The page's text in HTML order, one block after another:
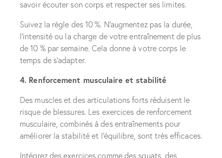
savoir écouter son corps et respecter ses limites.
Suivez la règle des 10 %. N’augmentez pas la durée,
l’intensité ou la charge de votre entraînement de plus
de 10 % par semaine. Cela donne à votre corps le
temps de s’adapter.
4. Renforcement musculaire et stabilité
Des muscles et des articulations forts réduisent le
risque de blessures. Les exercices de renforcement
musculaire, combinés à des entraînements pour
améliorer la stabilité et l’équilibre, sont très efficaces.
Intégrez des exercices comme des squats, des